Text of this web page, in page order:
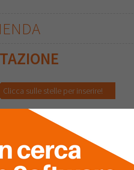
Clicca sulle stelle per inserire!
Recensione
recensione è stata ancora inserita.